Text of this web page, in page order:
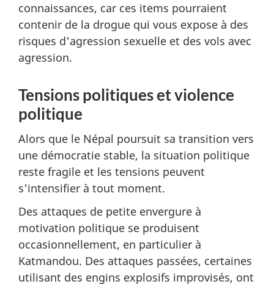
connaissances, car ces items pourraient
contenir de la drogue qui vous expose à des
risques d'agression sexuelle et des vols avec
agression.
Tensions politiques et violence
politique
Alors que le Népal poursuit sa transition vers
une démocratie stable, la situation politique
reste fragile et les tensions peuvent
s'intensifier à tout moment.
Des attaques de petite envergure à
motivation politique se produisent
occasionnellement, en particulier à
Katmandou. Des attaques passées, certaines
utilisant des engins explosifs improvisés, ont